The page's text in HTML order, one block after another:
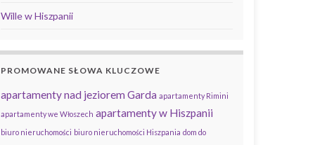
Wille w Hiszpanii
PROMOWANE SŁOWA KLUCZOWE
apartamenty nad jeziorem Garda apartamenty Rimini
apartamenty we Włoszech apartamenty w Hiszpanii
biuro nieruchomości biuro nieruchomości Hiszpania dom do